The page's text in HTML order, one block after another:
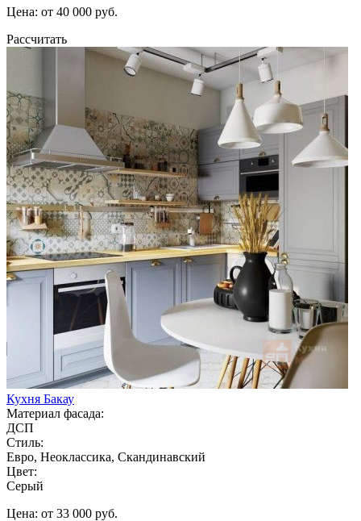
Цена: от 40 000 руб.
Рассчитать
Кухня Бакау
Материал фасада:
ДСП
Стиль:
Евро, Неоклассика, Скандинавский
Цвет:
Серый
Цена: от 33 000 руб.